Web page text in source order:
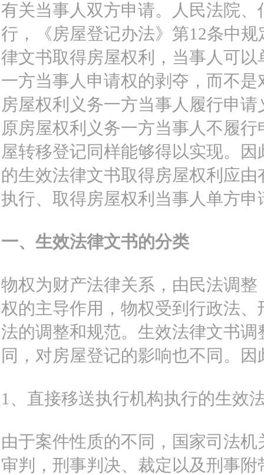
有关当事人双方申请。人民法院
行，《房屋登记办法》第12条中
律文书取得房屋权利，当事人可
一方当事人申请权的剥夺，而不
房屋权利义务一方当事人履行申
原房屋权利义务一方当事人不履
屋转移登记同样能够得以实现。
的生效法律文书取得房屋权利应
执行、取得房屋权利当事人单方申
一、生效法律文书的分类
物权为财产法律关系，由民法调
权的主导作用，物权受到行政法
法的调整和规范。生效法律文书
同，对房屋登记的影响也不同。
1、直接移送执行机构执行的生效
由于案件性质的不同，国家司法
审判，刑事判决、裁定以及刑事